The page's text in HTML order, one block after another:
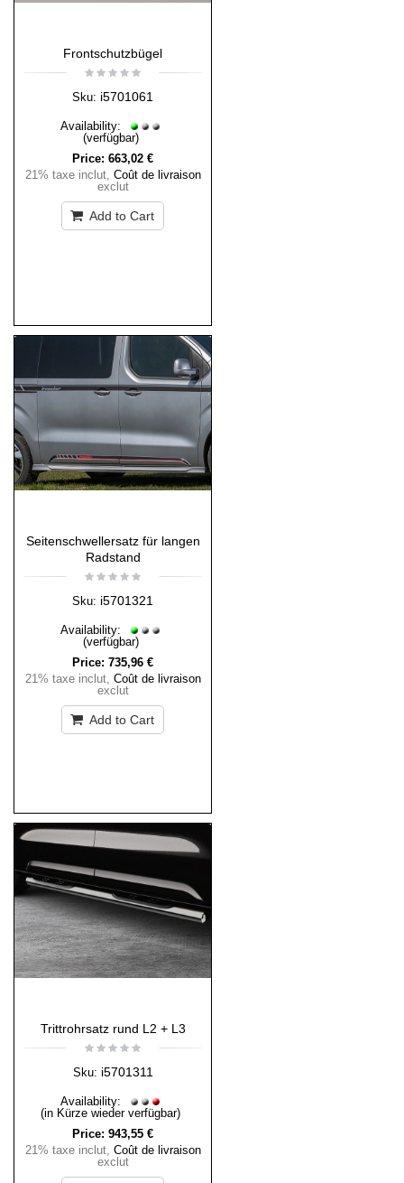
Frontschutzbügel
Sku: i5701061
Availability:
(verfügbar)
Price: 663,02 €
21% taxe inclut, Coût de livraison
exclut
Add to Cart
Seitenschwellersatz für langen
Radstand
Sku: i5701321
Availability:
(verfügbar)
Price: 735,96 €
21% taxe inclut, Coût de livraison
exclut
Add to Cart
Trittrohrsatz rund L2 + L3
Sku: i5701311
Availability:
(in Kürze wieder verfügbar)
Price: 943,55 €
21% taxe inclut, Coût de livraison
exclut